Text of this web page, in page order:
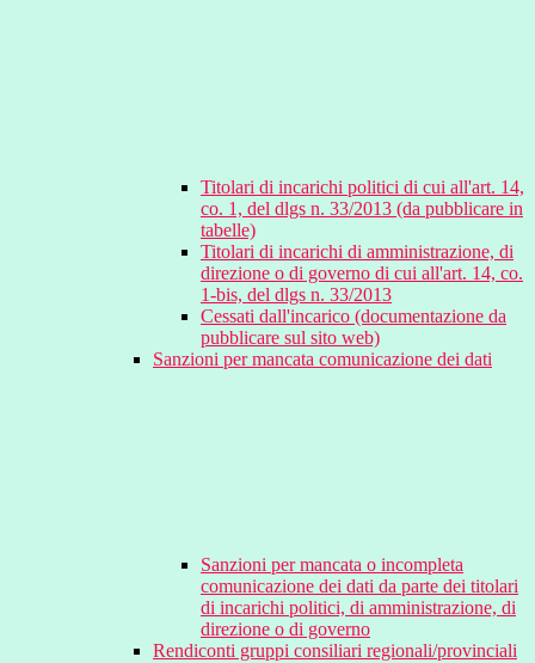
Titolari di incarichi politici di cui all'art. 14,
co. 1, del dlgs n. 33/2013 (da pubblicare in
tabelle)
Titolari di incarichi di amministrazione, di
direzione o di governo di cui all'art. 14, co.
1-bis, del dlgs n. 33/2013
Cessati dall'incarico (documentazione da
pubblicare sul sito web)
Sanzioni per mancata comunicazione dei dati
Sanzioni per mancata o incompleta
comunicazione dei dati da parte dei titolari
di incarichi politici, di amministrazione, di
direzione o di governo
Rendiconti gruppi consiliari regionali/provinciali